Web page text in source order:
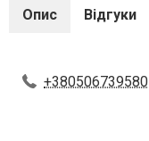
Опис Відгуки
+380506739580